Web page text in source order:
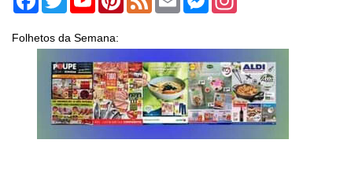
Folhetos da Semana: